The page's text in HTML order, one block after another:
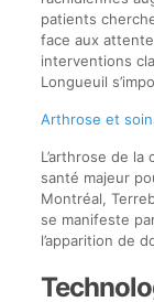
patients
face aux
interventions
Longueuil
Arthrose et
L’arthrose de
santé majeur
Montréal,
se manifeste
l’apparition de